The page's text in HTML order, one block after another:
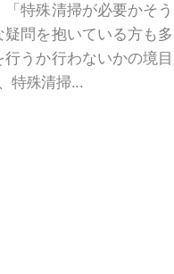
特殊清掃が必要かそう
問を抱いている方も多
うか行わないかの境目
特殊清掃...